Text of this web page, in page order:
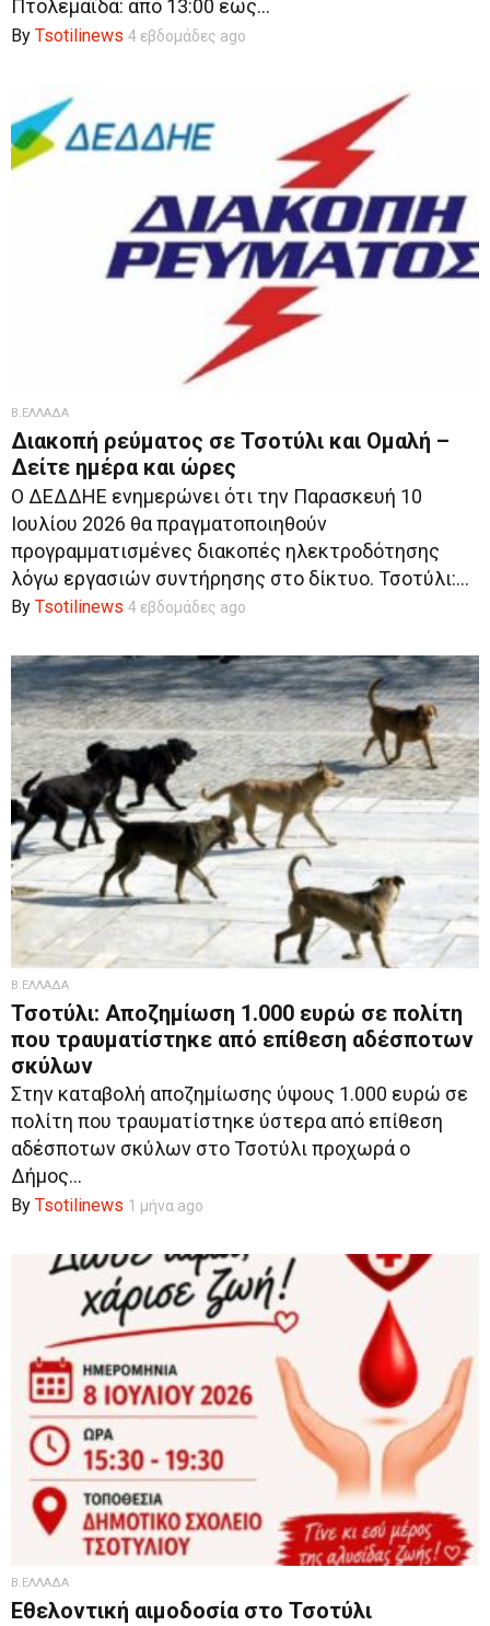
Πτολεμαΐδα: από 13:00 έως...
By Tsotilinews 4 εβδομάδες ago
Β.ΕΛΛΑΔΑ
Διακοπή ρεύματος σε Τσοτύλι και Ομαλή –
Δείτε ημέρα και ώρες
Ο ΔΕΔΔΗΕ ενημερώνει ότι την Παρασκευή 10
Ιουλίου 2026 θα πραγματοποιηθούν
προγραμματισμένες διακοπές ηλεκτροδότησης
λόγω εργασιών συντήρησης στο δίκτυο. Τσοτύλι:...
By Tsotilinews 4 εβδομάδες ago
Β.ΕΛΛΑΔΑ
Τσοτύλι: Αποζημίωση 1.000 ευρώ σε πολίτη
που τραυματίστηκε από επίθεση αδέσποτων
σκύλων
Στην καταβολή αποζημίωσης ύψους 1.000 ευρώ σε
πολίτη που τραυματίστηκε ύστερα από επίθεση
αδέσποτων σκύλων στο Τσοτύλι προχωρά ο
Δήμος...
By Tsotilinews 1 μήνα ago
Β.ΕΛΛΑΔΑ
Εθελοντική αιμοδοσία στο Τσοτύλι